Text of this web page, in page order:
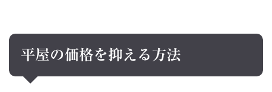
平屋の価格を抑える方法